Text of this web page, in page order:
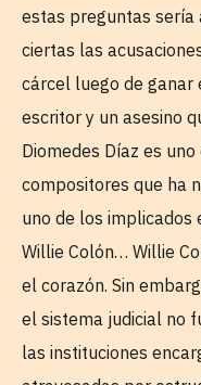
estas preguntas sería
ciertas las
cárcel luego de ganar
escritor y un asesino
Diomedes Díaz es
compositores que ha
uno de los implicados
Willie Colón… Willie
el corazón. Sin
el sistema judicial no
las instituciones